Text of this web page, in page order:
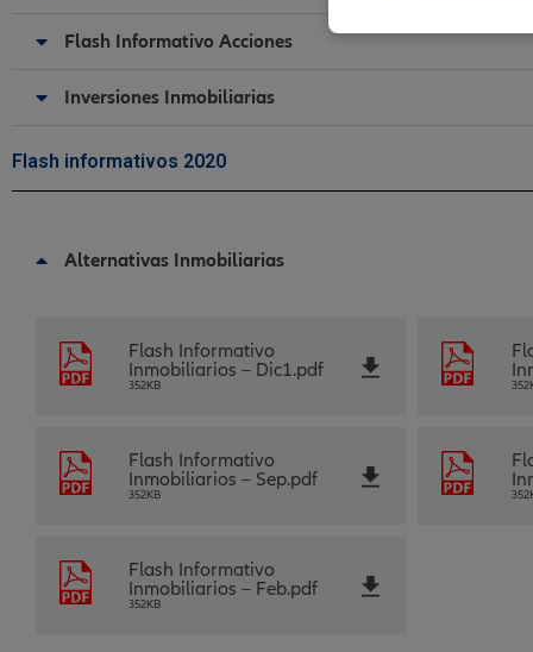
Flash Informativo Acciones
Inversiones Inmobiliarias
Flash informativos 2020
Alternativas Inmobiliarias
Flash Informativo
Inmobiliarios – Dic1.pdf
352KB
Flash Informativo
Inmobiliarios – Sep.pdf
352KB
Flash Informativo
Inmobiliarios – Feb.pdf
352KB